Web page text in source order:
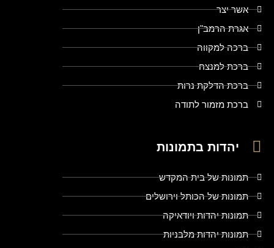
אשר יצר
אגרת הרמב"ן
ברכה למקווה
ברכת למנצח
ברכת הדלקת נרות
ברכת מזמור לתודה
יהדות בתמונות
תמונות של בית המקדש
תמונות של הכותל וירושלים
תמונות יהדות ויודאיקה
תמונות יהדות מלבניות